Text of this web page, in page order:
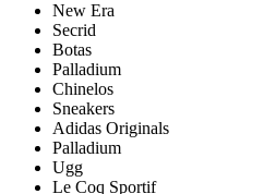
New Era
Secrid
Botas
Palladium
Chinelos
Sneakers
Adidas Originals
Palladium
Ugg
Le Coq Sportif